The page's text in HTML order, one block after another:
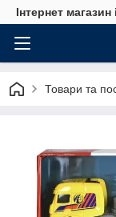
Інтернет
Товари та